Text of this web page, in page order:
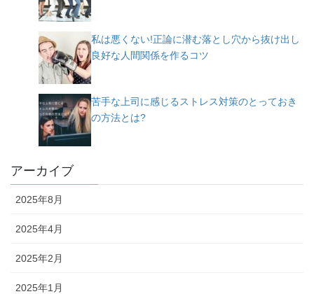
私は悪くない!正論に潜む落とし穴から抜け出し
良好な人間関係を作るコツ
苦手な上司に感じるストレス対策のとっておき
の方法とは?
アーカイブ
2025年8月
2025年4月
2025年2月
2025年1月